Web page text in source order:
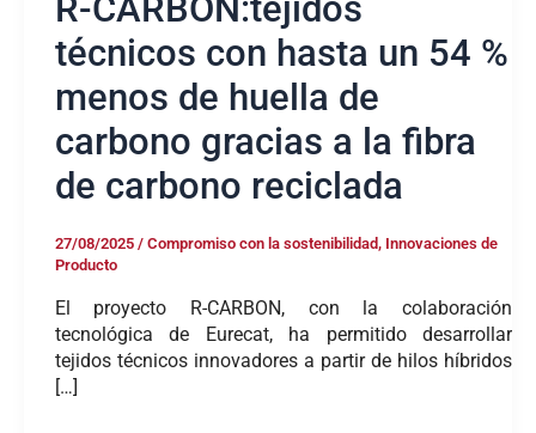
R-CARBON:tejidos
técnicos con hasta un 54 %
menos de huella de
carbono gracias a la fibra
de carbono reciclada
27/08/2025 / Compromiso con la sostenibilidad, Innovaciones de
Producto
El proyecto R-CARBON, con la colaboración
tecnológica de Eurecat, ha permitido desarrollar
tejidos técnicos innovadores a partir de hilos híbridos
[…]
a
la
fibra
de
carbono
reciclada